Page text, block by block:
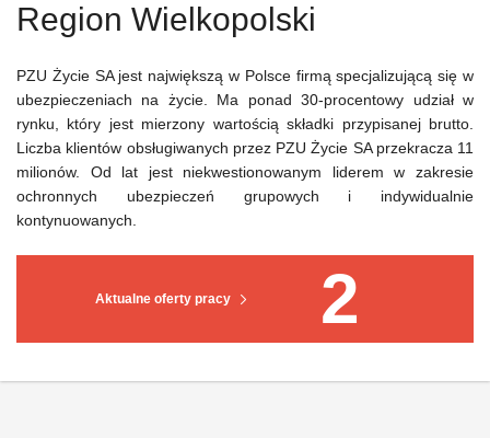
Region Wielkopolski
Aktualne oferty pracy 2
PZU Życie SA jest największą w Polsce firmą specjalizującą się w
ubezpieczeniach na życie. Ma ponad 30-procentowy udział w
rynku, który jest mierzony wartością składki przypisanej brutto.
Liczba klientów obsługiwanych przez PZU Życie SA przekracza 11
milionów. Od lat jest niekwestionowanym liderem w zakresie
ochronnych ubezpieczeń grupowych i indywidualnie
kontynuowanych.